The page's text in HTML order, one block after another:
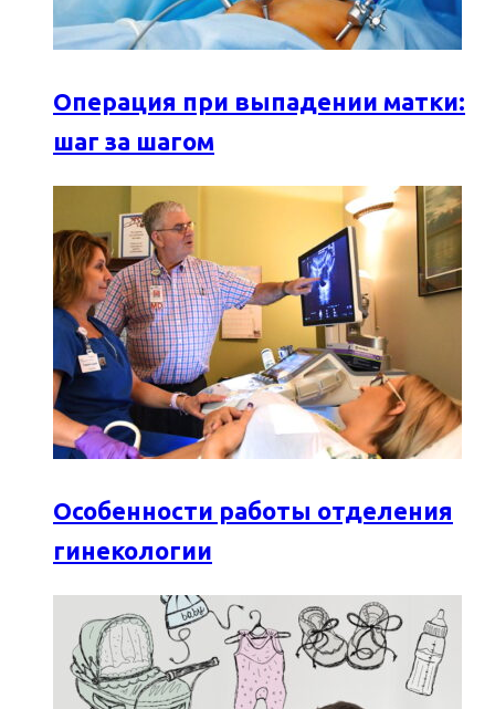
Операция при выпадении матки:
шаг за шагом
Особенности работы отделения
гинекологии